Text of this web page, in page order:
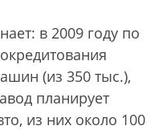
в 2009 году по
(из 350 тыс.),
планирует
из них около 100